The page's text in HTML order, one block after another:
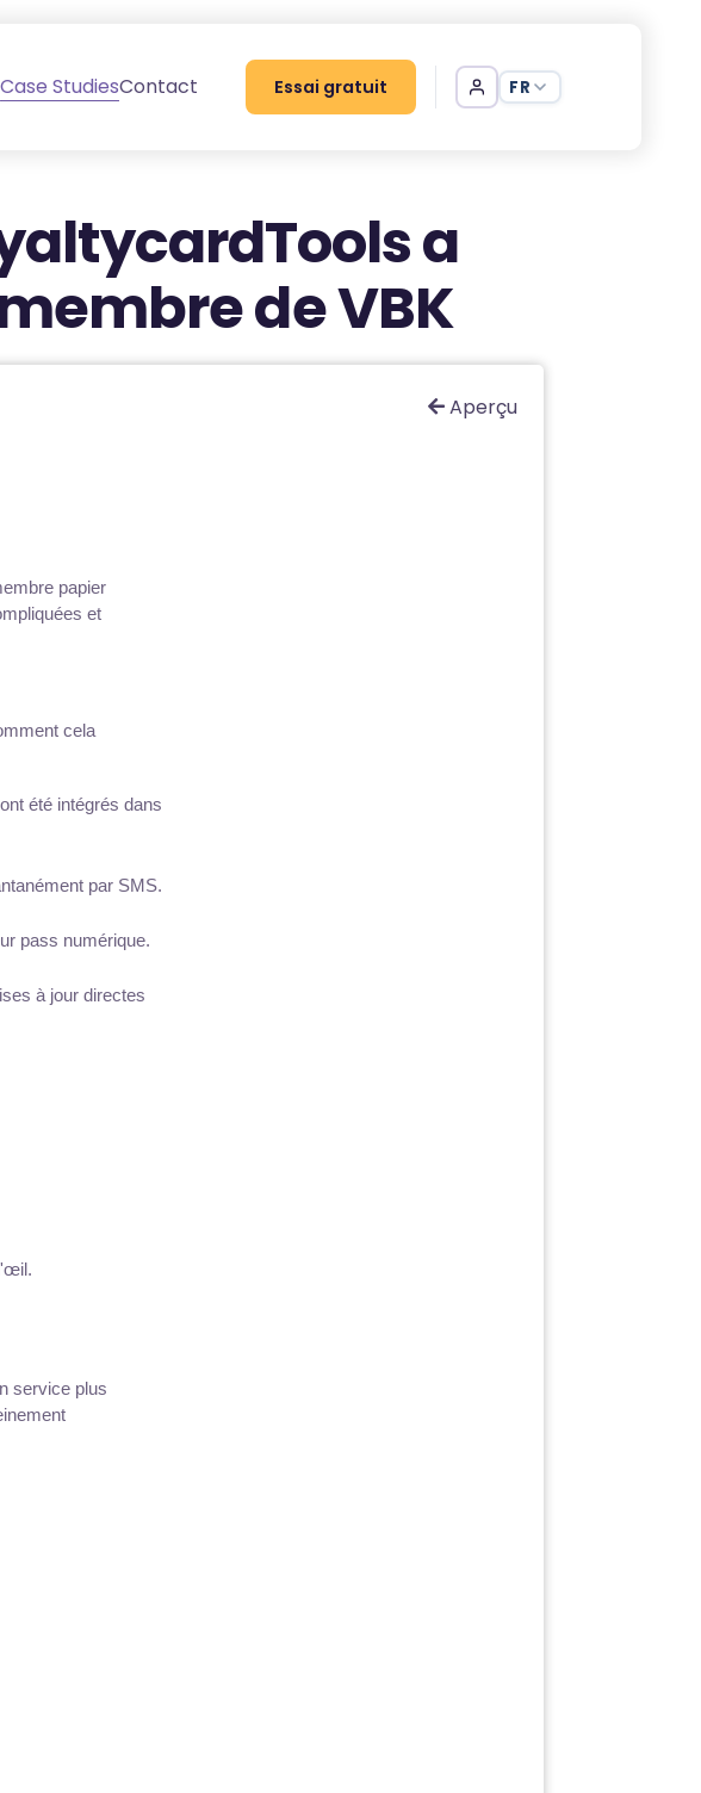
Case StudiesContact Essai gratuit FR
a
de VBK
Aperçu
papier
et
cela
été intégrés dans
par SMS.
pass numérique.
à jour directes
service plus